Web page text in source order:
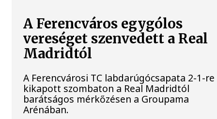
A Ferencváros egygólos
vereséget szenvedett a Real
Madridtól
A Ferencvárosi TC labdarúgócsapata 2-1-re
kikapott szombaton a Real Madridtól
barátságos mérkőzésen a Groupama
Arénában.